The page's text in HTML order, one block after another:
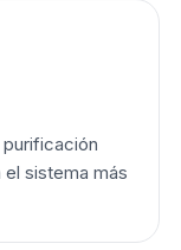
sistema más